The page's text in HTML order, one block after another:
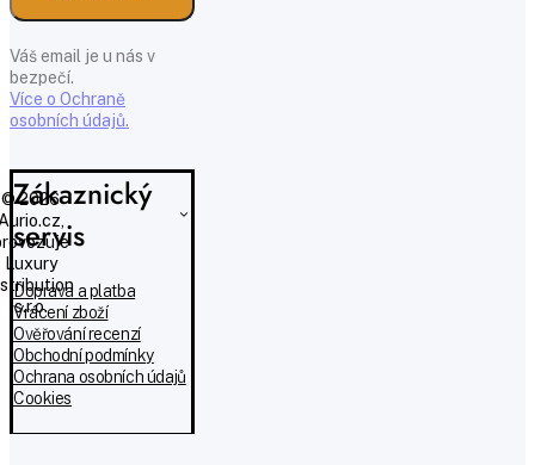
Zákaznický
servis
Doprava a platba
Vrácení zboží
Ověřování recenzí
Obchodní podmínky
Ochrana osobních údajů
Cookies
Váš email je u nás v
bezpečí.
Více o Ochraně
osobních údajů.
© 2026
Luxury
s.r.o.